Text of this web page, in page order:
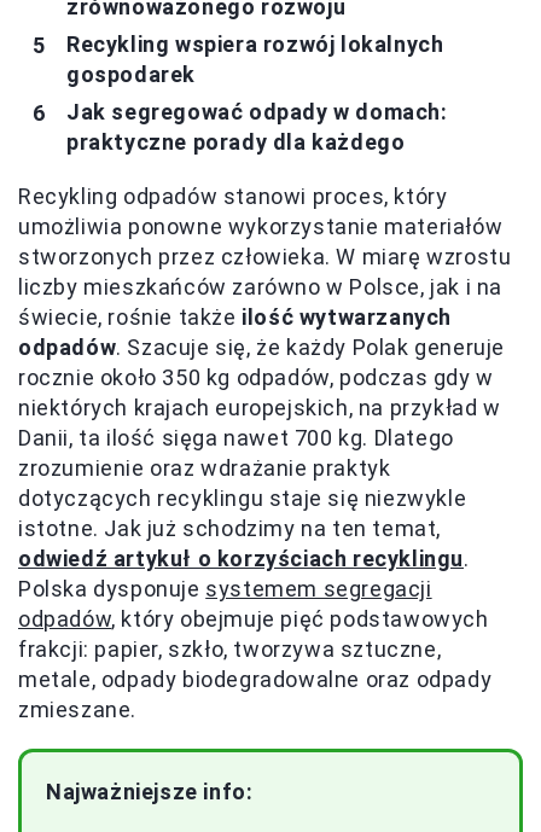
zrównoważonego rozwoju
Recykling wspiera rozwój lokalnych
gospodarek
Jak segregować odpady w domach:
praktyczne porady dla każdego
Recykling odpadów stanowi proces, który
umożliwia ponowne wykorzystanie materiałów
stworzonych przez człowieka. W miarę wzrostu
liczby mieszkańców zarówno w Polsce, jak i na
świecie, rośnie także ilość wytwarzanych
odpadów. Szacuje się, że każdy Polak generuje
rocznie około 350 kg odpadów, podczas gdy w
niektórych krajach europejskich, na przykład w
Danii, ta ilość sięga nawet 700 kg. Dlatego
zrozumienie oraz wdrażanie praktyk
dotyczących recyklingu staje się niezwykle
istotne. Jak już schodzimy na ten temat,
odwiedź artykuł o korzyściach recyklingu.
Polska dysponuje systemem segregacji
odpadów, który obejmuje pięć podstawowych
frakcji: papier, szkło, tworzywa sztuczne,
metale, odpady biodegradowalne oraz odpady
zmieszane.
Najważniejsze info: